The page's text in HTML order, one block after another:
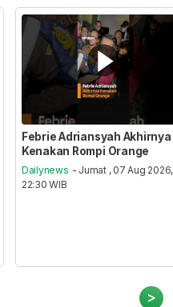
Febrie Adriansyah Akhirnya
Kenakan Rompi Orange
Dailynews - Jumat , 07 Aug 2026,
22:30 WIB
>